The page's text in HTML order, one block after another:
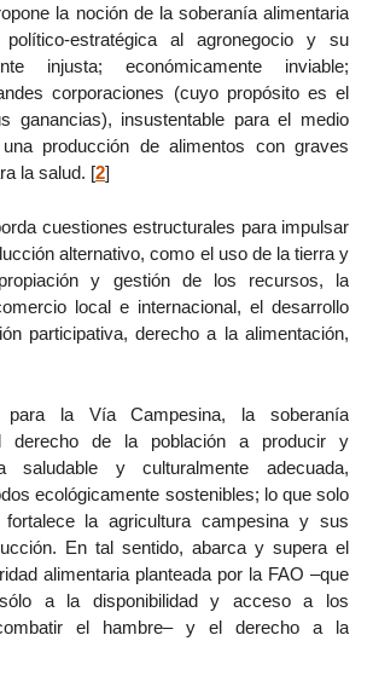
la noción de la soberanía alimentaria
político-estratégica al agronegocio y su
injusta; económicamente inviable;
corporaciones (cuyo propósito es el
ganancias), insustentable para el medio
producción de alimentos con graves
la salud. [2]
cuestiones estructurales para impulsar
alternativo, como el uso de la tierra y
y gestión de los recursos, la
local e internacional, el desarrollo
participativa, derecho a la alimentación,
para la Vía Campesina, la soberanía
derecho de la población a producir y
saludable y culturalmente adecuada,
ecológicamente sostenibles; lo que solo
la agricultura campesina y sus
En tal sentido, abarca y supera el
alimentaria planteada por la FAO –que
a la disponibilidad y acceso a los
el hambre– y el derecho a la